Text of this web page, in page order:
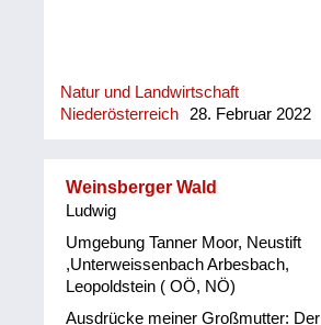
Natur und Landwirtschaft
Niederösterreich
28. Februar 2022
Weinsberger Wald
Ludwig
Umgebung Tanner Moor, Neustift
,Unterweissenbach Arbesbach,
Leopoldstein ( OÖ, NÖ)
Ausdrücke meiner Großmutter: Der